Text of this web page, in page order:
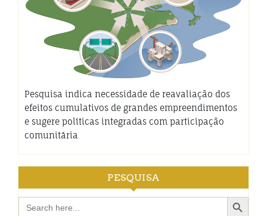
Pesquisa indica necessidade de reavaliação dos
efeitos cumulativos de grandes empreendimentos
e sugere políticas integradas com participação
comunitária
PESQUISA
Search
for:
Search Button